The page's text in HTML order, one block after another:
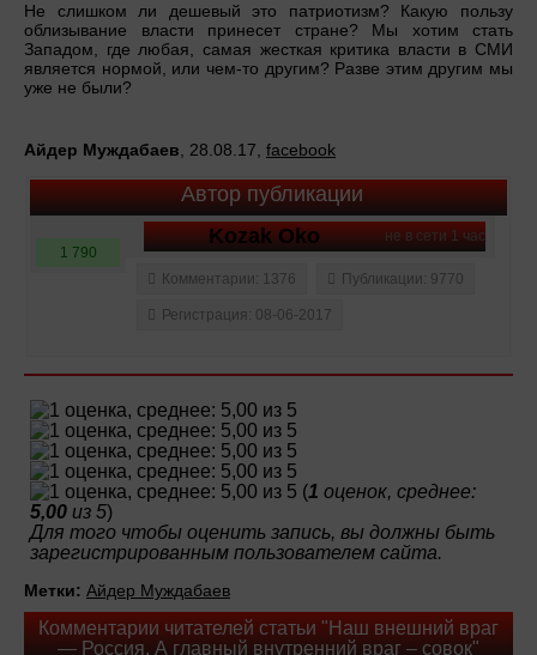
Не слишком ли дешевый это патриотизм? Какую пользу
облизывание власти принесет стране? Мы хотим стать
Западом, где любая, самая жесткая критика власти в СМИ
является нормой, или чем-то другим? Разве этим другим мы
уже не были?
Айдер Муждабаев, 28.08.17, facebook
Автор публикации
не в сети 1 час
Kozak Oko
1 790
Комментарии: 1376
Публикации: 9770
Регистрация: 08-06-2017
(1 оценок, среднее:
5,00 из 5)
Для того чтобы оценить запись, вы должны быть
зарегистрированным пользователем сайта.
Метки: Айдер Муждабаев
Комментарии читателей статьи "Наш внешний враг
— Россия. А главный внутренний враг – совок"